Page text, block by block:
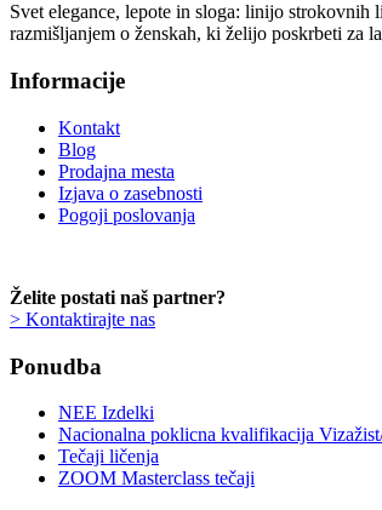
Svet elegance, lepote in sloga: linijo
razmišljanjem o ženskah, ki želijo poskrbeti za
Informacije
Kontakt
Blog
Prodajna mesta
Izjava o zasebnosti
Pogoji poslovanja
Želite postati naš partner?
> Kontaktirajte nas
Ponudba
NEE Izdelki
Nacionalna poklicna kvalifikacija
Tečaji ličenja
ZOOM Masterclass tečaji